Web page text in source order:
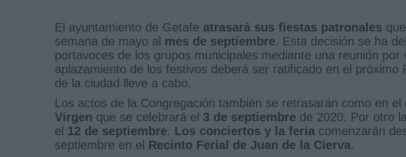
El ayuntamiento de Getafe atrasará sus fiestas patronales
semana de mayo al mes de septiembre. Esta decisión se ha
portavoces de los grupos municipales mediante una reunión por
aplazamiento de los festivos deberá ser ratificado en el próximo
de la ciudad lleve a cabo.
Los actos de la Congregación también se retrasarán como en el
Virgen que se celebrará el 3 de septiembre de 2020. Por otro
el 12 de septiembre. Los conciertos y la feria comenzarán
septiembre en el Recinto Ferial de Juan de la Cierva.